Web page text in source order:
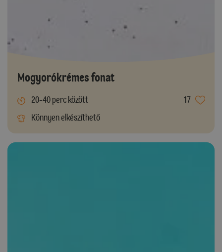
Mogyorókrémes fonat
20-40 perc között
17
Könnyen elkészíthető